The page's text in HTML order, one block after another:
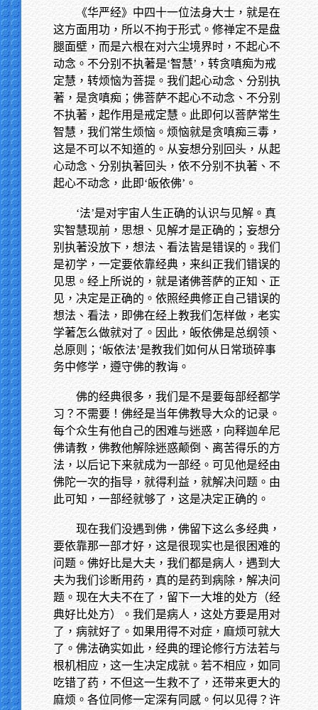
《华严经》中四十一位法身大士，就是在
这方面用功，所以不拘于形式。修禅定不是盘
腿面壁，而是六根在对六尘境界时，不起心不
动念。不分别不执著是‘智慧’，转贪嗔痴为戒
定慧，转烦恼为菩提。我们起心动念、分别执
著，是贪嗔痴；佛菩萨不起心不动念、不分别
不执著，起作用是戒定慧。此即何以菩萨常生
智慧，我们常生烦恼。烦恼就是贪嗔痴三毒，
这是不可以不知道的。从妄想分别回头，从起
心动念、分别执著回头，依不分别不执著、不
起心不动念，此即‘皈依佛’。
‘法’是对宇宙人生正确的认识与见解。真
实智慧现前，思想、见解才是正确的；妄想分
别执著没放下，想法、看法皆是错误的。我们
是初学，一定要依靠经典，来纠正我们错误的
见思。经上所说的，就是诸佛菩萨的正知、正
见，决定是正确的。依照经典修正自己错误的
想法、看法，即佛在经上教我们怎样做，老实
学著怎么做就对了。因此，皈依佛是总纲领、
总原则；‘皈依法’是教我们如何从日常琐碎事
务中修学，遵守佛的教诲。
佛的经典很多，我们是不是要每部经都学
习？不需要！佛经是当年佛教导大众的记录。
每个众生有他自己的困难与迷惑，向释迦牟尼
佛请教，佛教他解除迷惑颠倒、离苦得乐的方
法，以后记下来就成为一部经。可见他是经由
佛陀一次的指导，就得利益，就解决问题。由
此可知，一部经就够了，这是决定正确的。
现在我们没遇到佛，佛留下这么多经典，
要依靠那一部才好，这是很现实也是很困难的
问题。佛好比是大夫，我们都是病人，遇到大
夫为我们诊断用药，真的是药到病除，解决问
题。现在大夫不在了，留下一大堆的处方（经
典好比处方）。我们是病人，这处方要是用对
了，病就好了。如果用得不对症，麻烦可就大
了。佛法确实如此，经典的理论修行方法若与
根机相应，这一生决定成就。若不相应，如同
吃错了药，不但这一生救不了，还带来更大的
麻烦。各位同修一定深有同感。何以见得？许